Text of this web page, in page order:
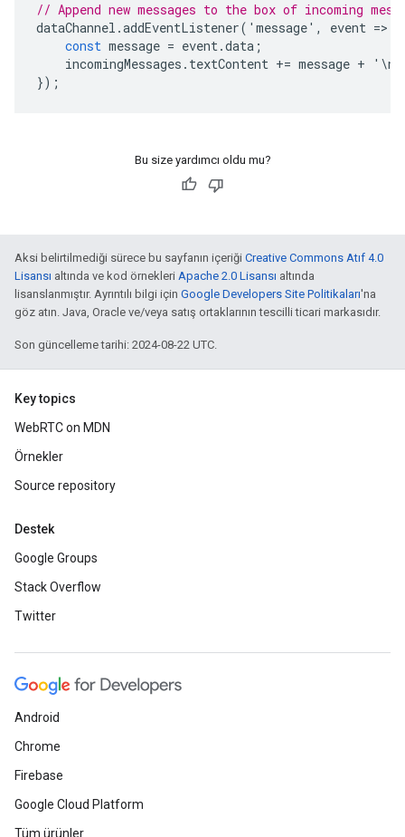
// Append new messages to the box of incoming
dataChannel .addEventListener( ' message' , event =>
const message = event.data ;
incomingMessages . textContent += message + ' \n
});
Bu size yardımcı oldu mu?
Aksi belirtilmediği sürece bu sayfanın içeriği Creative Commons Atıf 4.0
Lisansı altında ve kod örnekleri Apache 2.0 Lisansı altında
lisanslanmıştır. Ayrıntılı bilgi için Google Developers Site Politikaları'na
göz atın. Java, Oracle ve/veya satış ortaklarının tescilli ticari markasıdır.
Son güncelleme tarihi: 2024-08-22 UTC.
Key topics
WebRTC on MDN
Örnekler
Source repository
Destek
Google Groups
Stack Overflow
Twitter
Android
Chrome
Firebase
Google Cloud Platform
Tüm ürünler